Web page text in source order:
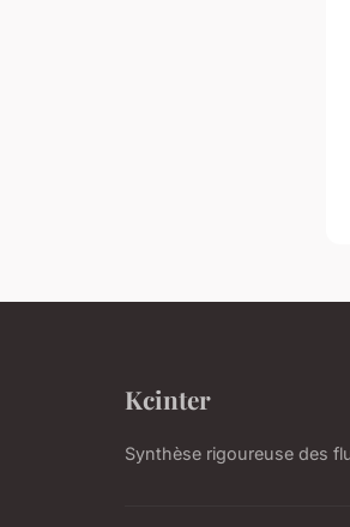
Kcinter
Synthèse rigoureuse des